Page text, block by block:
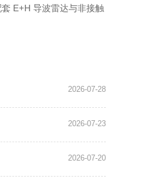
E+H 导波雷达与非接触
2026-07-28
2026-07-23
2026-07-20